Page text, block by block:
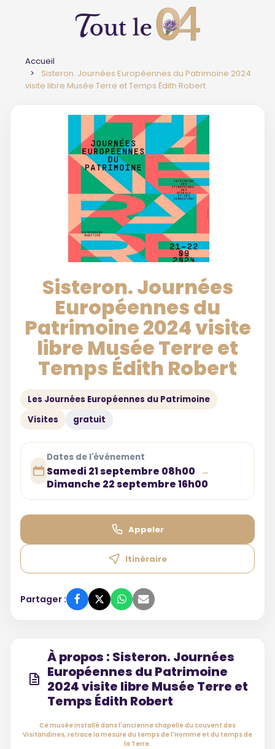
Accueil
Sisteron. Journées Européennes du Patrimoine 2024
visite libre Musée Terre et Temps Édith Robert
Sisteron. Journées
Européennes du
Patrimoine 2024 visite
libre Musée Terre et
Temps Édith Robert
Les Journées Européennes du Patrimoine
Visites
gratuit
Dates de l'événement
Samedi 21 septembre 08h00 →
Dimanche 22 septembre 16h00
Appeler
Itinéraire
Partager :
À propos : Sisteron. Journées
Européennes du Patrimoine
2024 visite libre Musée Terre et
Temps Édith Robert
Ce musée installé dans l'ancienne chapelle du couvent des
Visitandines, retrace la mesure du temps de l'Homme et du temps de
la Terre.